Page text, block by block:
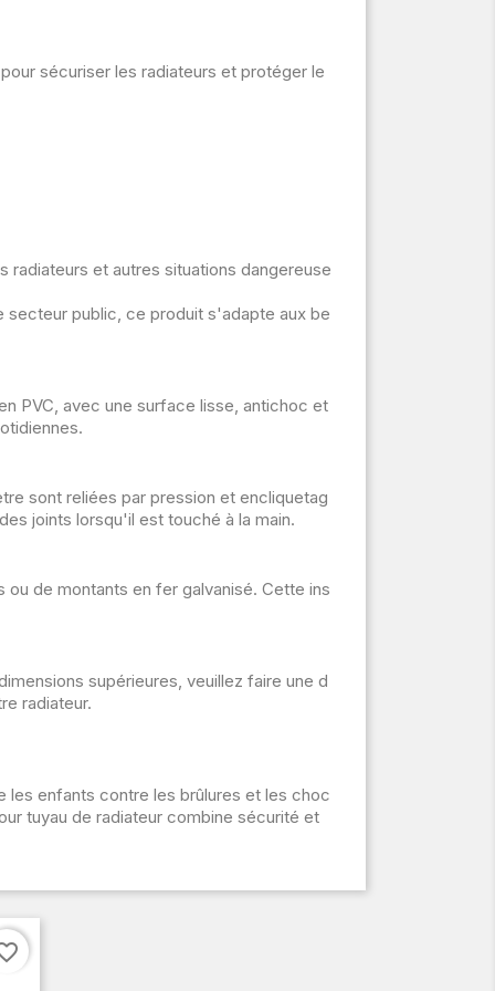
sécuriser les radiateurs et protéger le
radiateurs et autres situations dangereuse
public, ce produit s'adapte aux be
PVC, avec une surface lisse, antichoc et
sont reliées par pression et encliquetag
joints lorsqu'il est touché à la main.
de montants en fer galvanisé. Cette ins
supérieures, veuillez faire une d
radiateur.
les enfants contre les brûlures et les choc
tuyau de radiateur combine sécurité et